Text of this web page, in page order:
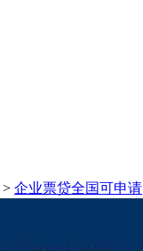
> 企业票贷全国可申请